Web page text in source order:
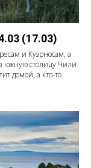
(17.03)
и Куэрносам, а
южную столицу Чили
домой, а кто-то